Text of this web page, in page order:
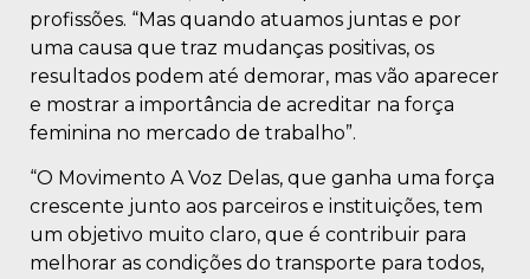
profissões. “Mas quando atuamos juntas e por
uma causa que traz mudanças positivas, os
resultados podem até demorar, mas vão aparecer
e mostrar a importância de acreditar na força
feminina no mercado de trabalho”.
“O Movimento A Voz Delas, que ganha uma força
crescente junto aos parceiros e instituições, tem
um objetivo muito claro, que é contribuir para
melhorar as condições do transporte para todos,